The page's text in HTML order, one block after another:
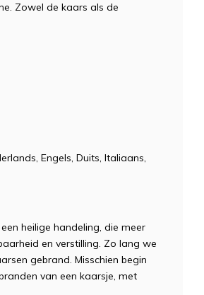
Zowel de kaars als de
Engels, Duits, Italiaans,
heilige handeling, die meer
en verstilling. Zo lang we
gebrand. Misschien begin
van een kaarsje, met